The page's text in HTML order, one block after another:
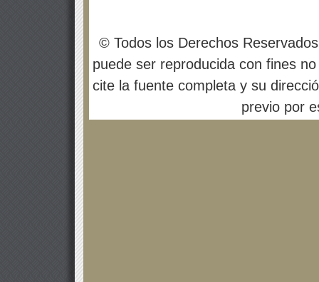
© Todos los Derechos
puede ser reproducida con fines
cite la fuente completa y su
previo por